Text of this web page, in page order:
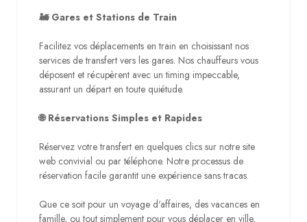
🚂 Gares et Stations de Train
Facilitez vos déplacements en train en choisissant nos
services de transfert vers les gares. Nos chauffeurs vous
déposent et récupèrent avec un timing impeccable,
assurant un départ en toute quiétude.
🌐 Réservations Simples et Rapides
Réservez votre transfert en quelques clics sur notre site
web convivial ou par téléphone. Notre processus de
réservation facile garantit une expérience sans tracas.
Que ce soit pour un voyage d'affaires, des vacances en
famille, ou tout simplement pour vous déplacer en ville,